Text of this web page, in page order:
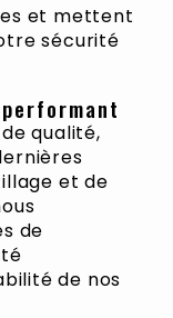
et mettent
sécurité
qualité,
et de
de
de nos